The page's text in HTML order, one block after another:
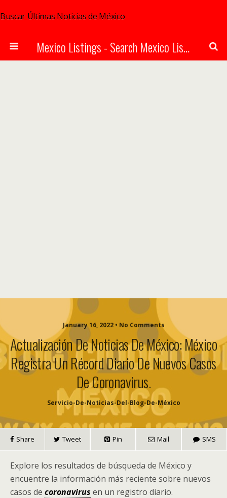
Buscar Últimas Noticias de México
Mexico Listings - Search Mexico Listings Online
January 16, 2022 • No Comments
Actualización De Noticias De México: México
Registra Un Récord Diario De Nuevos Casos
De Coronavirus.
Servicio-De-Noticias-Del-Blog-De-México
Share Tweet Pin Mail SMS
Explore los resultados de búsqueda de México y
encuentre la información más reciente sobre nuevos
casos de coronavirus en un registro diario.